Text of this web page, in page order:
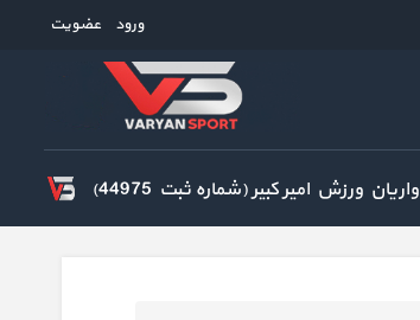
ورود عضویت
واریان ورزش امیر کبیر (شماره ثبت 44975)